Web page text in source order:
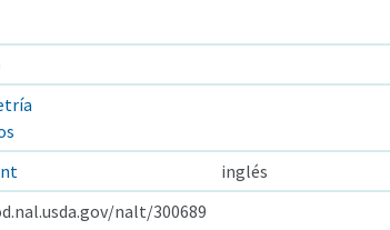
inglés
nalt/300689